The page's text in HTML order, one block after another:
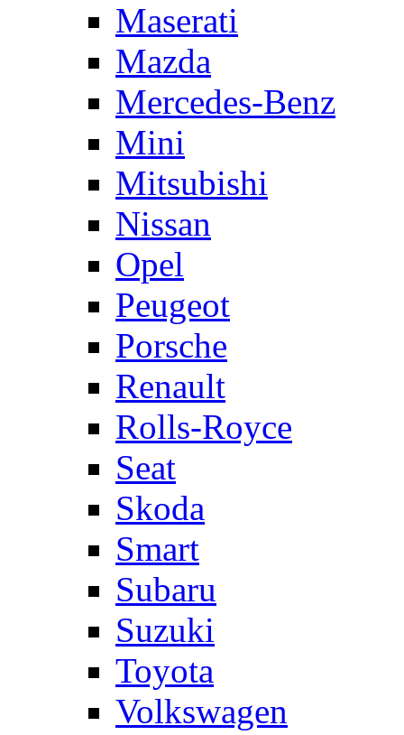
Maserati
Mazda
Mercedes-Benz
Mini
Mitsubishi
Nissan
Opel
Peugeot
Porsche
Renault
Rolls-Royce
Seat
Skoda
Smart
Subaru
Suzuki
Toyota
Volkswagen